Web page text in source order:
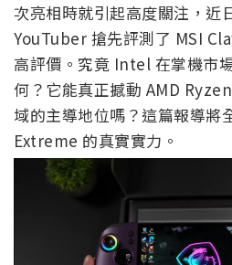
次亮相時就引起高度關注，近
YouTuber 搶先評測了 MSI
高評價。究竟 Intel 在掌機市
何？它能真正撼動 AMD
域的主導地位嗎？這篇報導將
Extreme 的真實實力。